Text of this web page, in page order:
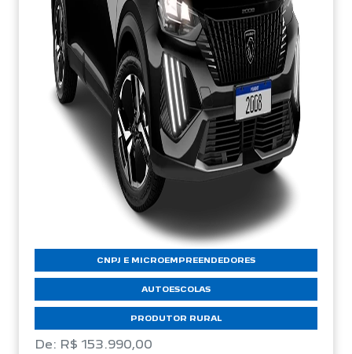
CNPJ E MICROEMPREENDEDORES
AUTOESCOLAS
PRODUTOR RURAL
De: R$ 153.990,00